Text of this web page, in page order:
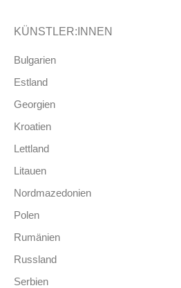
KÜNSTLER:INNEN
Bulgarien
Estland
Georgien
Kroatien
Lettland
Litauen
Nordmazedonien
Polen
Rumänien
Russland
Serbien